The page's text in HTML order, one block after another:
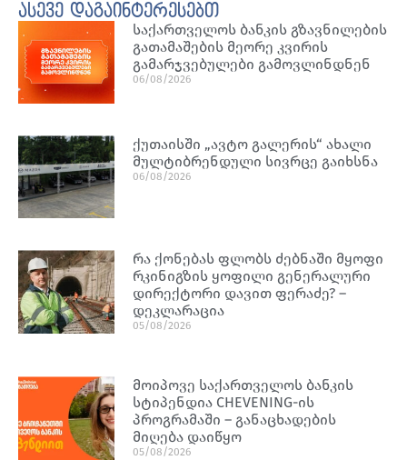
ასევე დაგაინტერესებთ
საქართველოს ბანკის გზავნილების
გათამაშების მეორე კვირის
გამარჯვებულები გამოვლინდნენ
06/08/2026
ქუთაისში „ავტო გალერის“ ახალი
მულტიბრენდული სივრცე გაიხსნა
06/08/2026
რა ქონებას ფლობს ძებნაში მყოფი
რკინიგზის ყოფილი გენერალური
დირექტორი დავით ფერაძე? –
დეკლარაცია
05/08/2026
მოიპოვე საქართველოს ბანკის
სტიპენდია CHEVENING-ის
პროგრამაში – განაცხადების
მიღება დაიწყო
05/08/2026